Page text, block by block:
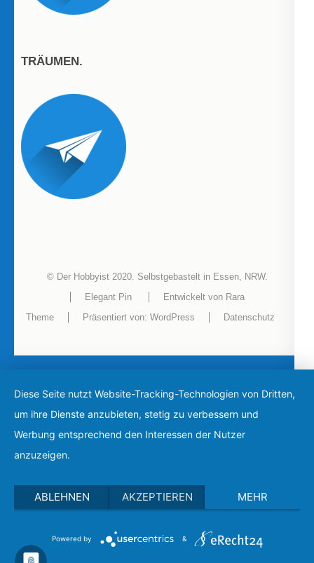
TRÄUMEN.
© Der Hobbyist 2020. Selbstgebastelt in Essen, NRW.
Elegant Pin
Entwickelt von Rara
Theme
Präsentiert von: WordPress Datenschutz
Diese Seite nutzt Website-Tracking-Technologien von Dritten,
um ihre Dienste anzubieten, stetig zu verbessern und
Werbung entsprechend den Interessen der Nutzer
anzuzeigen.
ABLEHNEN AKZEPTIEREN MEHR
Powered by &